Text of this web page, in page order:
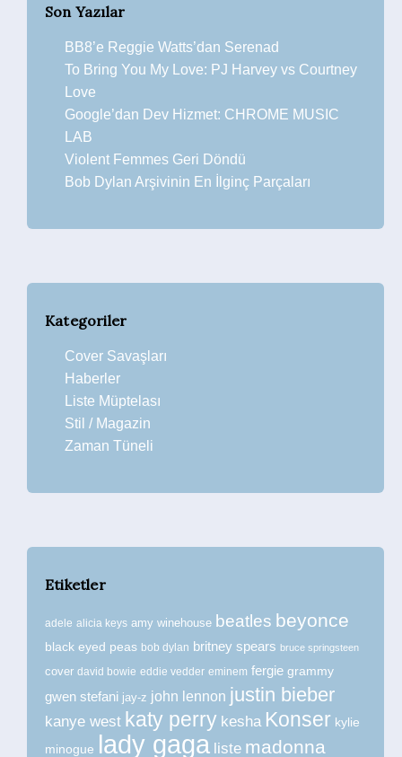
Son Yazılar
BB8’e Reggie Watts’dan Serenad
To Bring You My Love: PJ Harvey vs Courtney
Love
Google’dan Dev Hizmet: CHROME MUSIC
LAB
Violent Femmes Geri Döndü
Bob Dylan Arşivinin En İlginç Parçaları
Kategoriler
Cover Savaşları
Haberler
Liste Müptelası
Stil / Magazin
Zaman Tüneli
Etiketler
adele alicia keys amy winehouse beatles beyonce
black eyed peas bob dylan britney spears bruce springsteen
cover david bowie eddie vedder eminem fergie grammy
gwen stefani jay-z john lennon justin bieber
kanye west katy perry kesha Konser kylie
minogue lady gaga liste madonna